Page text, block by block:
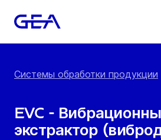
Системы обработки продукции
EVC -
экстрактор